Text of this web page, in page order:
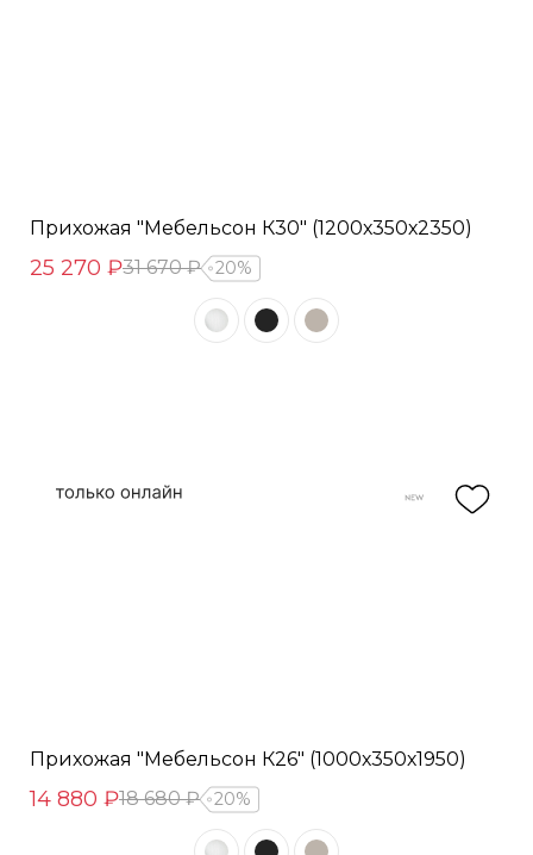
Прихожая "Мебельсон К30" (1200х350х2350)
25 270 ₽31 670 ₽ 20%
Прихожая "Мебельсон К26" (1000х350х1950)
14 880 ₽18 680 ₽ 20%